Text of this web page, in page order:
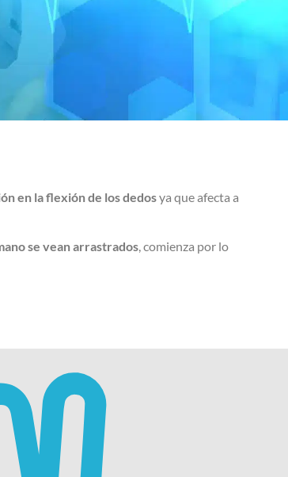
en la flexión de los dedosya que afecta a
se vean arrastrados, comienza por lo